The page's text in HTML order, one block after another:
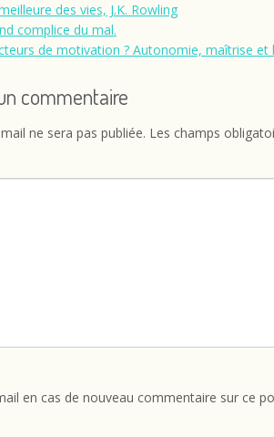
des vies, J.K. Rowling
complice du mal.
de motivation ? Autonomie, maîtrise et
commentaire
ne sera pas publiée. Les champs
en cas de nouveau commentaire sur ce